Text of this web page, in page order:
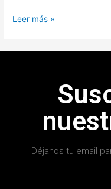
Leer más »
Déjanos tu email